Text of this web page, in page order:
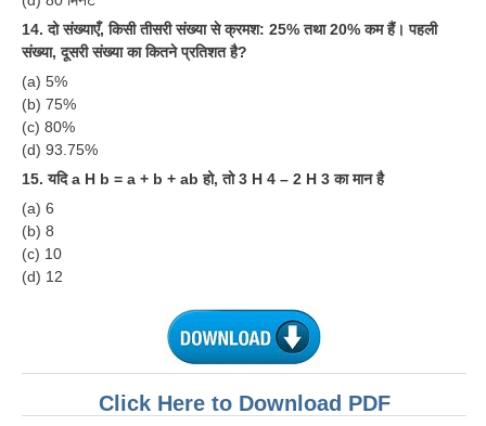
14. दो संख्याएँ, किसी तीसरी संख्या से क्रमश: 25% तथा 20% कम हैं। पहली
संख्या, दूसरी संख्या का कितने प्रतिशत है?
(a) 5%
(b) 75%
(c) 80%
(d) 93.75%
15. यदि a H b = a + b + ab हो, तो 3 H 4 – 2 H 3 का मान है
(a) 6
(b) 8
(c) 10
(d) 12
Click Here to Download PDF